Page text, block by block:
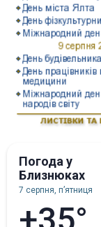
Погода у
Близнюках
7 серпня, пʼятниця